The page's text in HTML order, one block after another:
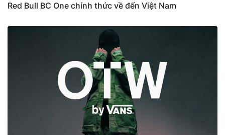
Red Bull BC One chính thức về đến Việt Nam